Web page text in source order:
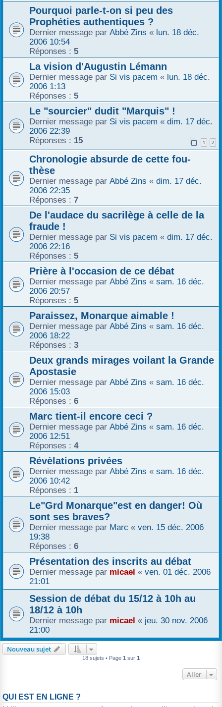
Pourquoi parle-t-on si peu des
Prophéties authentiques ?
Dernier message par Abbé Zins « lun. 18 déc.
2006 10:54
Réponses : 5
La vision d'Augustin Lémann
Dernier message par Si vis pacem « lun. 18 déc.
2006 1:13
Réponses : 5
Le "sourcier" dudit "Marquis" !
Dernier message par Si vis pacem « dim. 17 déc.
2006 22:39
Réponses : 15 1 2
Chronologie absurde de cette fou-
thèse
Dernier message par Abbé Zins « dim. 17 déc.
2006 22:35
Réponses : 7
De l'audace du sacrilège à celle de la
fraude !
Dernier message par Si vis pacem « dim. 17 déc.
2006 22:16
Réponses : 5
Prière à l'occasion de ce débat
Dernier message par Abbé Zins « sam. 16 déc.
2006 20:57
Réponses : 5
Paraissez, Monarque aimable !
Dernier message par Abbé Zins « sam. 16 déc.
2006 18:22
Réponses : 3
Deux grands mirages voilant la Grande
Apostasie
Dernier message par Abbé Zins « sam. 16 déc.
2006 15:03
Réponses : 6
Marc tient-il encore ceci ?
Dernier message par Abbé Zins « sam. 16 déc.
2006 12:51
Réponses : 4
Révèlations privées
Dernier message par Abbé Zins « sam. 16 déc.
2006 10:42
Réponses : 1
Le"Grd Monarque"est en danger! Où
sont ses braves?
Dernier message par Marc « ven. 15 déc. 2006
19:38
Réponses : 6
Présentation des inscrits au débat
Dernier message par micael « ven. 01 déc. 2006
21:01
Session de débat du 15/12 à 10h au
18/12 à 10h
Dernier message par micael « jeu. 30 nov. 2006
21:00
Nouveau sujet
18 sujets • Page 1 sur 1
Aller
QUI EST EN LIGNE ?